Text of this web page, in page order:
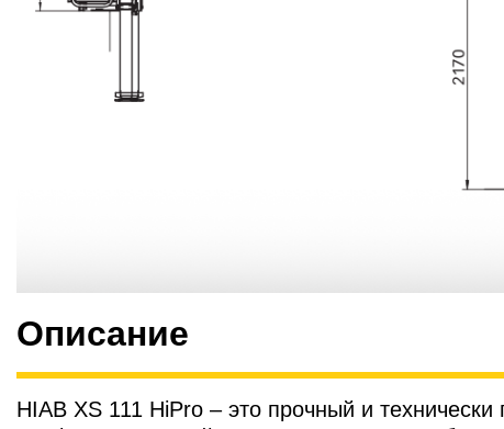
Описание
HIAB XS 111 HiPro – это прочный и